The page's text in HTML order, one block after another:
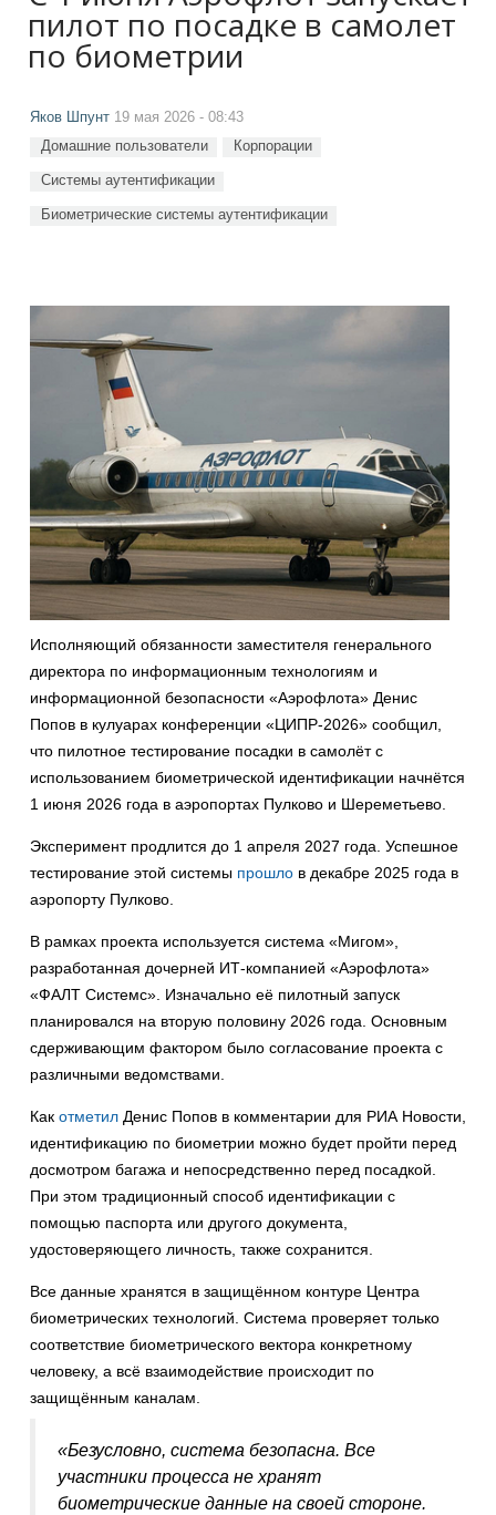
пилот по посадке в самолет
по биометрии
Яков Шпунт 19 мая 2026 - 08:43
Домашние пользователи Корпорации
Системы аутентификации
Биометрические системы аутентификации
Исполняющий обязанности заместителя генерального
директора по информационным технологиям и
информационной безопасности «Аэрофлота» Денис
Попов в кулуарах конференции «ЦИПР-2026» сообщил,
что пилотное тестирование посадки в самолёт с
использованием биометрической идентификации начнётся
1 июня 2026 года в аэропортах Пулково и Шереметьево.
Эксперимент продлится до 1 апреля 2027 года. Успешное
тестирование этой системы прошло в декабре 2025 года в
аэропорту Пулково.
В рамках проекта используется система «Мигом»,
разработанная дочерней ИТ-компанией «Аэрофлота»
«ФАЛТ Системс». Изначально её пилотный запуск
планировался на вторую половину 2026 года. Основным
сдерживающим фактором было согласование проекта с
различными ведомствами.
Как отметил Денис Попов в комментарии для РИА Новости,
идентификацию по биометрии можно будет пройти перед
досмотром багажа и непосредственно перед посадкой.
При этом традиционный способ идентификации с
помощью паспорта или другого документа,
удостоверяющего личность, также сохранится.
Все данные хранятся в защищённом контуре Центра
биометрических технологий. Система проверяет только
соответствие биометрического вектора конкретному
человеку, а всё взаимодействие происходит по
защищённым каналам.
«Безусловно, система безопасна. Все
участники процесса не хранят
биометрические данные на своей стороне.